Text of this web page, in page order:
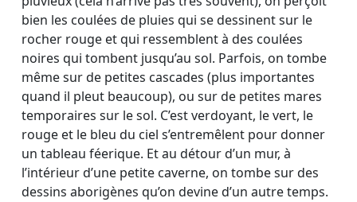
bien les coulées de pluies qui se dessinent sur le
rocher rouge et qui ressemblent à des coulées
noires qui tombent jusqu’au sol. Parfois, on tombe
même sur de petites cascades (plus importantes
quand il pleut beaucoup), ou sur de petites mares
temporaires sur le sol. C’est verdoyant, le vert, le
rouge et le bleu du ciel s’entremêlent pour donner
un tableau féerique. Et au détour d’un mur, à
l’intérieur d’une petite caverne, on tombe sur des
dessins aborigènes qu’on devine d’un autre temps.